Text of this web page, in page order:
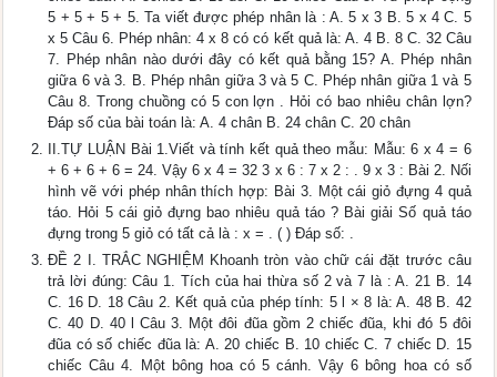
5 + 5 + 5 + 5. Ta viết được phép nhân là : A. 5 x 3 B. 5 x 4 C. 5
x 5 Câu 6. Phép nhân: 4 x 8 có có kết quả là: A. 4 B. 8 C. 32 Câu
7. Phép nhân nào dưới đây có kết quả bằng 15? A. Phép nhân
giữa 6 và 3. B. Phép nhân giữa 3 và 5 C. Phép nhân giữa 1 và 5
Câu 8. Trong chuồng có 5 con lợn . Hỏi có bao nhiêu chân lợn?
Đáp số của bài toán là: A. 4 chân B. 24 chân C. 20 chân
II.TỰ LUẬN Bài 1.Viết và tính kết quả theo mẫu: Mẫu: 6 x 4 = 6
+ 6 + 6 + 6 = 24. Vậy 6 x 4 = 32 3 x 6 : 7 x 2 : . 9 x 3 : Bài 2. Nối
hình vẽ với phép nhân thích hợp: Bài 3. Một cái giỏ đựng 4 quả
táo. Hỏi 5 cái giỏ đựng bao nhiêu quả táo ? Bài giải Số quả táo
đựng trong 5 giỏ có tất cả là : x = . ( ) Đáp số: .
ĐỀ 2 I. TRẮC NGHIỆM Khoanh tròn vào chữ cái đặt trước câu
trả lời đúng: Câu 1. Tích của hai thừa số 2 và 7 là : A. 21 B. 14
C. 16 D. 18 Câu 2. Kết quả của phép tính: 5 l × 8 là: A. 48 B. 42
C. 40 D. 40 l Câu 3. Một đôi đũa gồm 2 chiếc đũa, khi đó 5 đôi
đũa có số chiếc đũa là: A. 20 chiếc B. 10 chiếc C. 7 chiếc D. 15
chiếc Câu 4. Một bông hoa có 5 cánh. Vậy 6 bông hoa có số